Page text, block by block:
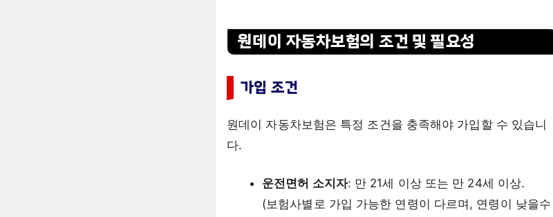
원데이 자동차보험의 조건 및 필요성
가입 조건
원데이 자동차보험은 특정 조건을 충족해야 가입할 수 있습니
다.
운전면허 소지자: 만 21세 이상 또는 만 24세 이상.
(보험사별로 가입 가능한 연령이 다르며, 연령이 낮을수